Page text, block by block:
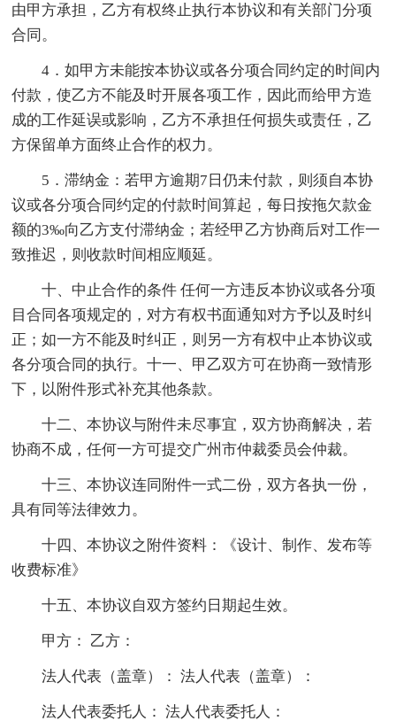
由甲方承担，乙方有权终止执行本协议和有关部门分项
合同。
4．如甲方未能按本协议或各分项合同约定的时间内
付款，使乙方不能及时开展各项工作，因此而给甲方造
成的工作延误或影响，乙方不承担任何损失或责任，乙
方保留单方面终止合作的权力。
5．滞纳金：若甲方逾期7日仍未付款，则须自本协
议或各分项合同约定的付款时间算起，每日按拖欠款金
额的3‰向乙方支付滞纳金；若经甲乙方协商后对工作一
致推迟，则收款时间相应顺延。
十、中止合作的条件 任何一方违反本协议或各分项
目合同各项规定的，对方有权书面通知对方予以及时纠
正；如一方不能及时纠正，则另一方有权中止本协议或
各分项合同的执行。十一、甲乙双方可在协商一致情形
下，以附件形式补充其他条款。
十二、本协议与附件未尽事宜，双方协商解决，若
协商不成，任何一方可提交广州市仲裁委员会仲裁。
十三、本协议连同附件一式二份，双方各执一份，
具有同等法律效力。
十四、本协议之附件资料：《设计、制作、发布等
收费标准》
十五、本协议自双方签约日期起生效。
甲方： 乙方：
法人代表（盖章）： 法人代表（盖章）：
法人代表委托人： 法人代表委托人：